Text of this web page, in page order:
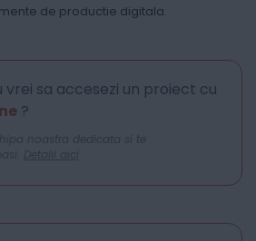
de productie digitala.
vrei sa accesezi un proiect cu
?
noastra dedicata si te
Detalii aici